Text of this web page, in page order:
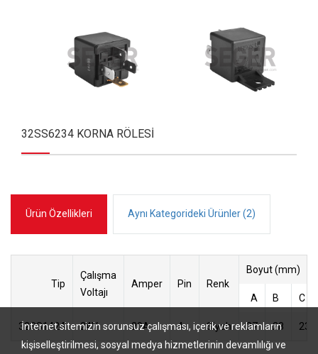
32SS6234 KORNA RÖLESİ
Ürün Özellikleri Aynı Kategorideki Ürünler (2)
Tip
Çalışma
Voltajı
Amper Pin Renk
Boyut (mm)
A B C
32SS1424 24V 20A 4 Siyah 27 28 23
İnternet sitemizin sorunsuz çalışması, içerik ve reklamların
kişiselleştirilmesi, sosyal medya hizmetlerinin devamlılığı ve